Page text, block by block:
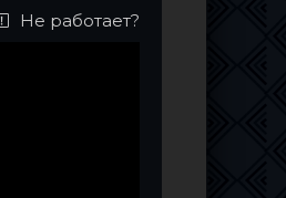
Не работает?